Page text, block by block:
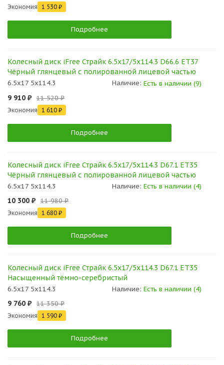
Экономия 1 530 ₽
Подробнее
Колесный диск iFree Страйк 6.5x17/5x114.3 D66.6 ET37
Чёрный глянцевый с полированной лицевой частью
6.5x17 5x114.3 Наличие: Есть в наличии (9)
9 910 ₽ 11 520 ₽
Экономия 1 610 ₽
Подробнее
Колесный диск iFree Страйк 6.5x17/5x114.3 D67.1 ET35
Чёрный глянцевый с полированной лицевой частью
6.5x17 5x114.3 Наличие: Есть в наличии (4)
10 300 ₽ 11 980 ₽
Экономия 1 680 ₽
Подробнее
Колесный диск iFree Страйк 6.5x17/5x114.3 D67.1 ET35
Насыщенный тёмно-серебристый
6.5x17 5x114.3 Наличие: Есть в наличии (4)
9 760 ₽ 11 350 ₽
Экономия 1 590 ₽
Подробнее